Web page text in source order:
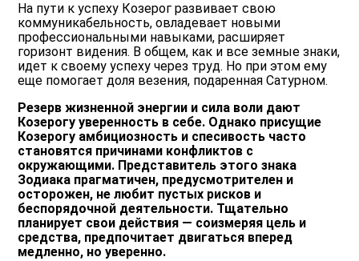
На пути к успеху Козерог развивает свою
коммуникабельность, овладевает новыми
профессиональными навыками, расширяет
горизонт видения. В общем, как и все земные знаки,
идет к своему успеху через труд. Но при этом ему
еще помогает доля везения, подаренная Сатурном.
Резерв жизненной энергии и сила воли дают
Козерогу уверенность в себе. Однако присущие
Козерогу амбициозность и спесивость часто
становятся причинами конфликтов с
окружающими. Представитель этого знака
Зодиака прагматичен, предусмотрителен и
осторожен, не любит пустых рисков и
беспорядочной деятельности. Тщательно
планирует свои действия — соизмеряя цель и
средства, предпочитает двигаться вперед
медленно, но уверенно.